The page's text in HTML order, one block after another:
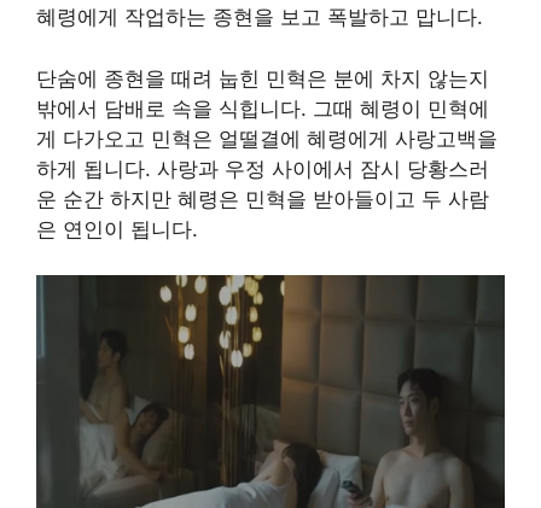
혜령에게 작업하는 종현을 보고 폭발하고 맙니다.
단숨에 종현을 때려 눕힌 민혁은 분에 차지 않는지
밖에서 담배로 속을 식힙니다. 그때 혜령이 민혁에
게 다가오고 민혁은 얼떨결에 혜령에게 사랑고백을
하게 됩니다. 사랑과 우정 사이에서 잠시 당황스러
운 순간 하지만 혜령은 민혁을 받아들이고 두 사람
은 연인이 됩니다.